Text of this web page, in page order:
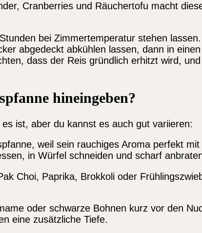
Cranberries und Räuchertofu macht
bei Zimmertemperatur stehen
abgedeckt abkühlen lassen, dann in
dass der Reis gründlich erhitzt wird,
hineingeben?
ist, aber du kannst es auch gut variieren:
weil sein rauchiges Aroma perfekt
in Würfel schneiden und scharf
Choi, Paprika, Brokkoli oder
oder schwarze Bohnen kurz vor den
eine zusätzliche Tiefe.